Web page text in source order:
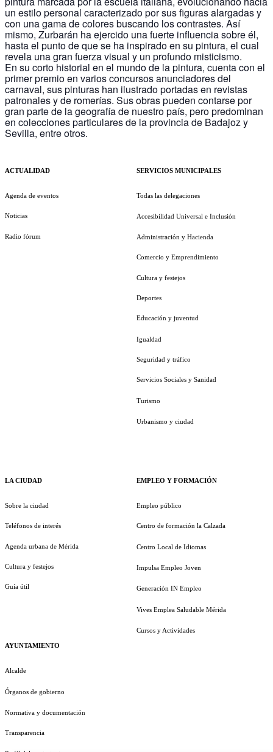
un estilo personal caracterizado por sus figuras alargadas y
con una gama de colores buscando los contrastes. Así
mismo, Zurbarán ha ejercido una fuerte influencia sobre él,
hasta el punto de que se ha inspirado en su pintura, el cual
revela una gran fuerza visual y un profundo misticismo.
En su corto historial en el mundo de la pintura, cuenta con el
primer premio en varios concursos anunciadores del
carnaval, sus pinturas han ilustrado portadas en revistas
patronales y de romerías. Sus obras pueden contarse por
gran parte de la geografía de nuestro país, pero predominan
en colecciones particulares de la provincia de Badajoz y
Sevilla, entre otros.
ACTUALIDAD
Agenda de eventos
Noticias
Radio fórum
LA CIUDAD
Sobre la ciudad
Teléfonos de interés
Agenda urbana de Mérida
Cultura y festejos
Guía útil
AYUNTAMIENTO
Alcalde
Órganos de gobierno
Normativa y documentación
Transparencia
SERVICIOS MUNICIPALES
Todas las delegaciones
Accesibilidad Universal e Inclusión
Administración y Hacienda
Comercio y Emprendimiento
Cultura y festejos
Deportes
Educación y juventud
Igualdad
Seguridad y tráfico
Servicios Sociales y Sanidad
Turismo
Urbanismo y ciudad
EMPLEO Y FORMACIÓN
Empleo público
Centro de formación la Calzada
Centro Local de Idiomas
Impulsa Empleo Joven
Generación IN Empleo
Vives Emplea Saludable Mérida
Cursos y Actividades